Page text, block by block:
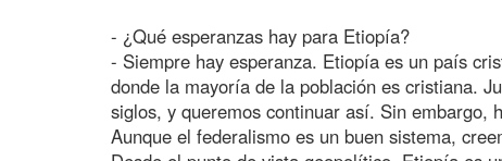
- ¿Qué esperanzas hay para Etiopía?
- Siempre hay esperanza. Etiopía es un país
donde la mayoría de la población es cristiana.
siglos, y queremos continuar así. Sin embargo,
Aunque el federalismo es un buen sistema,